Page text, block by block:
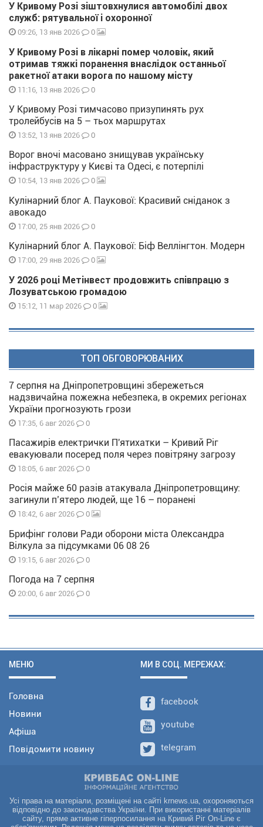
У Кривому Розі зіштовхнулися автомобілі двох
служб: рятувальної і охоронної
09:26, 13 янв 2026 0
У Кривому Розі в лікарні помер чоловік, який
отримав тяжкі поранення внаслідок останньої
ракетної атаки ворога по нашому місту
11:16, 13 янв 2026 0
У Кривому Розі тимчасово призупинять рух
тролейбусів на 5 – тьох маршрутах
13:52, 13 янв 2026 0
Ворог вночі масовано знищував українську
інфраструктуру у Києві та Одесі, є потерпілі
10:54, 13 янв 2026 0
Кулінарний блог А. Паукової: Красивий сніданок з
авокадо
17:00, 25 янв 2026 0
Кулінарний блог А. Паукової: Біф Веллінгтон. Модерн
17:00, 29 янв 2026 0
У 2026 році Метінвест продовжить співпрацю з
Лозуватською громадою
15:12, 11 мар 2026 0
ТОП ОБГОВОРЮВАНИХ
7 серпня на Дніпропетровщині збережеться
надзвичайна пожежна небезпека, в окремих регіонах
України прогнозують грози
17:35, 6 авг 2026 0
Пасажирів електрички П'ятихатки – Кривий Ріг
евакуювали посеред поля через повітряну загрозу
18:05, 6 авг 2026 0
Росія майже 60 разів атакувала Дніпропетровщину:
загинули п’ятеро людей, ще 16 – поранені
18:42, 6 авг 2026 0
Брифінг голови Ради оборони міста Олександра
Вілкула за підсумками 06 08 26
19:15, 6 авг 2026 0
Погода на 7 серпня
20:00, 6 авг 2026 0
МЕНЮ
Головна
Новини
Афіша
Повідомити новину
МИ В СОЦ. МЕРЕЖАХ:
facebook
youtube
telegram
Усі права на матеріали, розміщені на сайті krnews.ua, охороняються
відповідно до законодавства України. При використанні матеріалів
сайту, пряме активне гіперпосилання на Кривий Ріг On-Line є